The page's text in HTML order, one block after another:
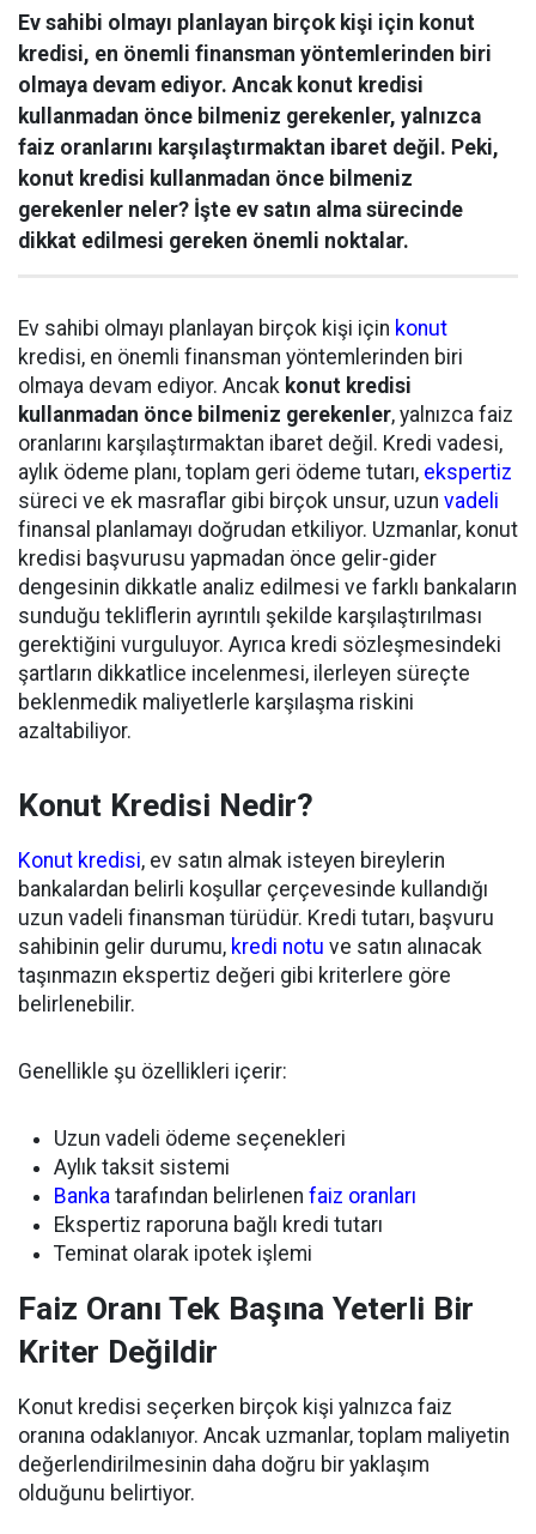
Ev sahibi olmayı planlayan birçok kişi için konut
kredisi, en önemli finansman yöntemlerinden biri
olmaya devam ediyor. Ancak konut kredisi
kullanmadan önce bilmeniz gerekenler, yalnızca
faiz oranlarını karşılaştırmaktan ibaret değil. Peki,
konut kredisi kullanmadan önce bilmeniz
gerekenler neler? İşte ev satın alma sürecinde
dikkat edilmesi gereken önemli noktalar.
Ev sahibi olmayı planlayan birçok kişi için konut
kredisi, en önemli finansman yöntemlerinden biri
olmaya devam ediyor. Ancak konut kredisi
kullanmadan önce bilmeniz gerekenler, yalnızca faiz
oranlarını karşılaştırmaktan ibaret değil. Kredi vadesi,
aylık ödeme planı, toplam geri ödeme tutarı, ekspertiz
süreci ve ek masraflar gibi birçok unsur, uzun vadeli
finansal planlamayı doğrudan etkiliyor. Uzmanlar, konut
kredisi başvurusu yapmadan önce gelir-gider
dengesinin dikkatle analiz edilmesi ve farklı bankaların
sunduğu tekliflerin ayrıntılı şekilde karşılaştırılması
gerektiğini vurguluyor. Ayrıca kredi sözleşmesindeki
şartların dikkatlice incelenmesi, ilerleyen süreçte
beklenmedik maliyetlerle karşılaşma riskini
azaltabiliyor.
Konut Kredisi Nedir?
Konut kredisi, ev satın almak isteyen bireylerin
bankalardan belirli koşullar çerçevesinde kullandığı
uzun vadeli finansman türüdür. Kredi tutarı, başvuru
sahibinin gelir durumu, kredi notu ve satın alınacak
taşınmazın ekspertiz değeri gibi kriterlere göre
belirlenebilir.
Genellikle şu özellikleri içerir:
Uzun vadeli ödeme seçenekleri
Aylık taksit sistemi
Banka tarafından belirlenen faiz oranları
Ekspertiz raporuna bağlı kredi tutarı
Teminat olarak ipotek işlemi
Faiz Oranı Tek Başına Yeterli Bir
Kriter Değildir
Konut kredisi seçerken birçok kişi yalnızca faiz
oranına odaklanıyor. Ancak uzmanlar, toplam maliyetin
değerlendirilmesinin daha doğru bir yaklaşım
olduğunu belirtiyor.